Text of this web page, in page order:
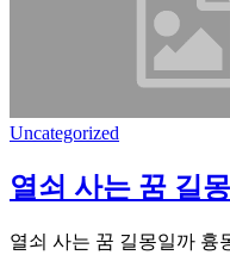
Uncategorized
열쇠 사는 꿈 길
열쇠 사는 꿈 길몽일까 흉